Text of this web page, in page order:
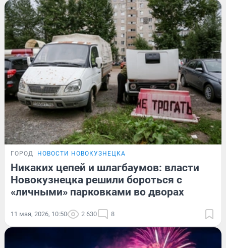
ГОРОД НОВОСТИ НОВОКУЗНЕЦКА
Никаких цепей и шлагбаумов: власти
Новокузнецка решили бороться с
«личными» парковками во дворах
11 мая, 2026, 10:50 2 630 8